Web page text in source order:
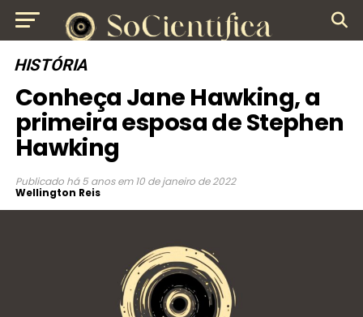
HISTÓRIA
Conheça Jane Hawking, a
primeira esposa de Stephen
Hawking
Publicado há 5 anos em 10 de janeiro de 2022
Wellington Reis